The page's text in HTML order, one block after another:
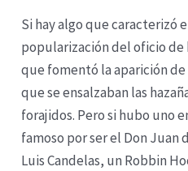
Si hay algo que caracterizó
popularización del oficio
que fomentó la aparición
que se ensalzaban las
forajidos. Pero si hubo uno
famoso por ser el Don Juan
Luis Candelas, un Robbin